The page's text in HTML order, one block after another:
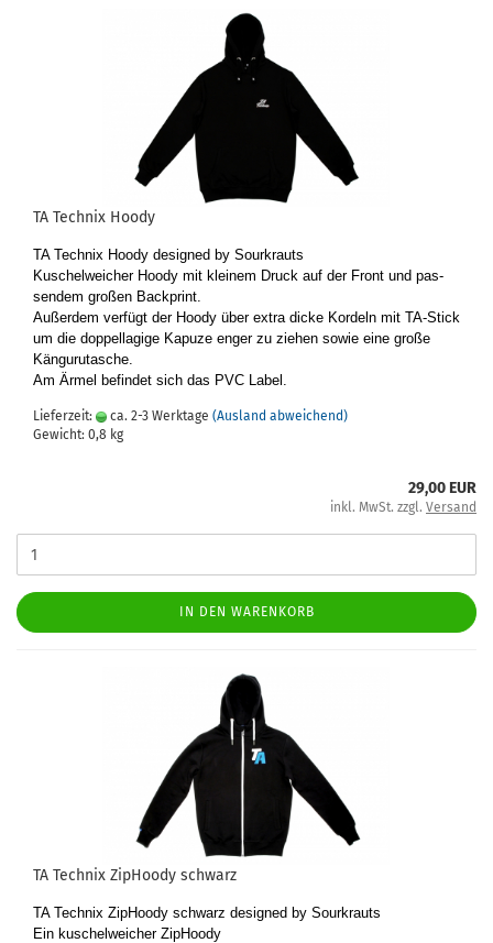
TA Tech­nix Hoody
TA Tech­nix Hoody de­si­gned by Sourkrauts
Ku­schel­wei­cher Hoody mit klei­nem Druck auf der Front und pas­
sen­dem gro­ßen Back­print.
Au­ßer­dem ver­fügt der Hoody über extra dicke Kor­deln mit TA-​Stick
um die dop­pel­la­gi­ge Ka­pu­ze enger zu zie­hen sowie eine große
Kän­gu­ru­tasche.
Am Ärmel be­fin­det sich das PVC Label.
Lieferzeit: ca. 2-3 Werktage (Ausland abweichend)
Gewicht: 0,8 kg
29,00 EUR
inkl. MwSt. zzgl. Versand
IN DEN WARENKORB
TA Tech­nix Zi­pHoo­dy schwarz
TA Tech­nix Zi­pHoo­dy schwarz de­si­gned by Sourkrauts
Ein ku­schel­wei­cher Zi­pHoo­dy